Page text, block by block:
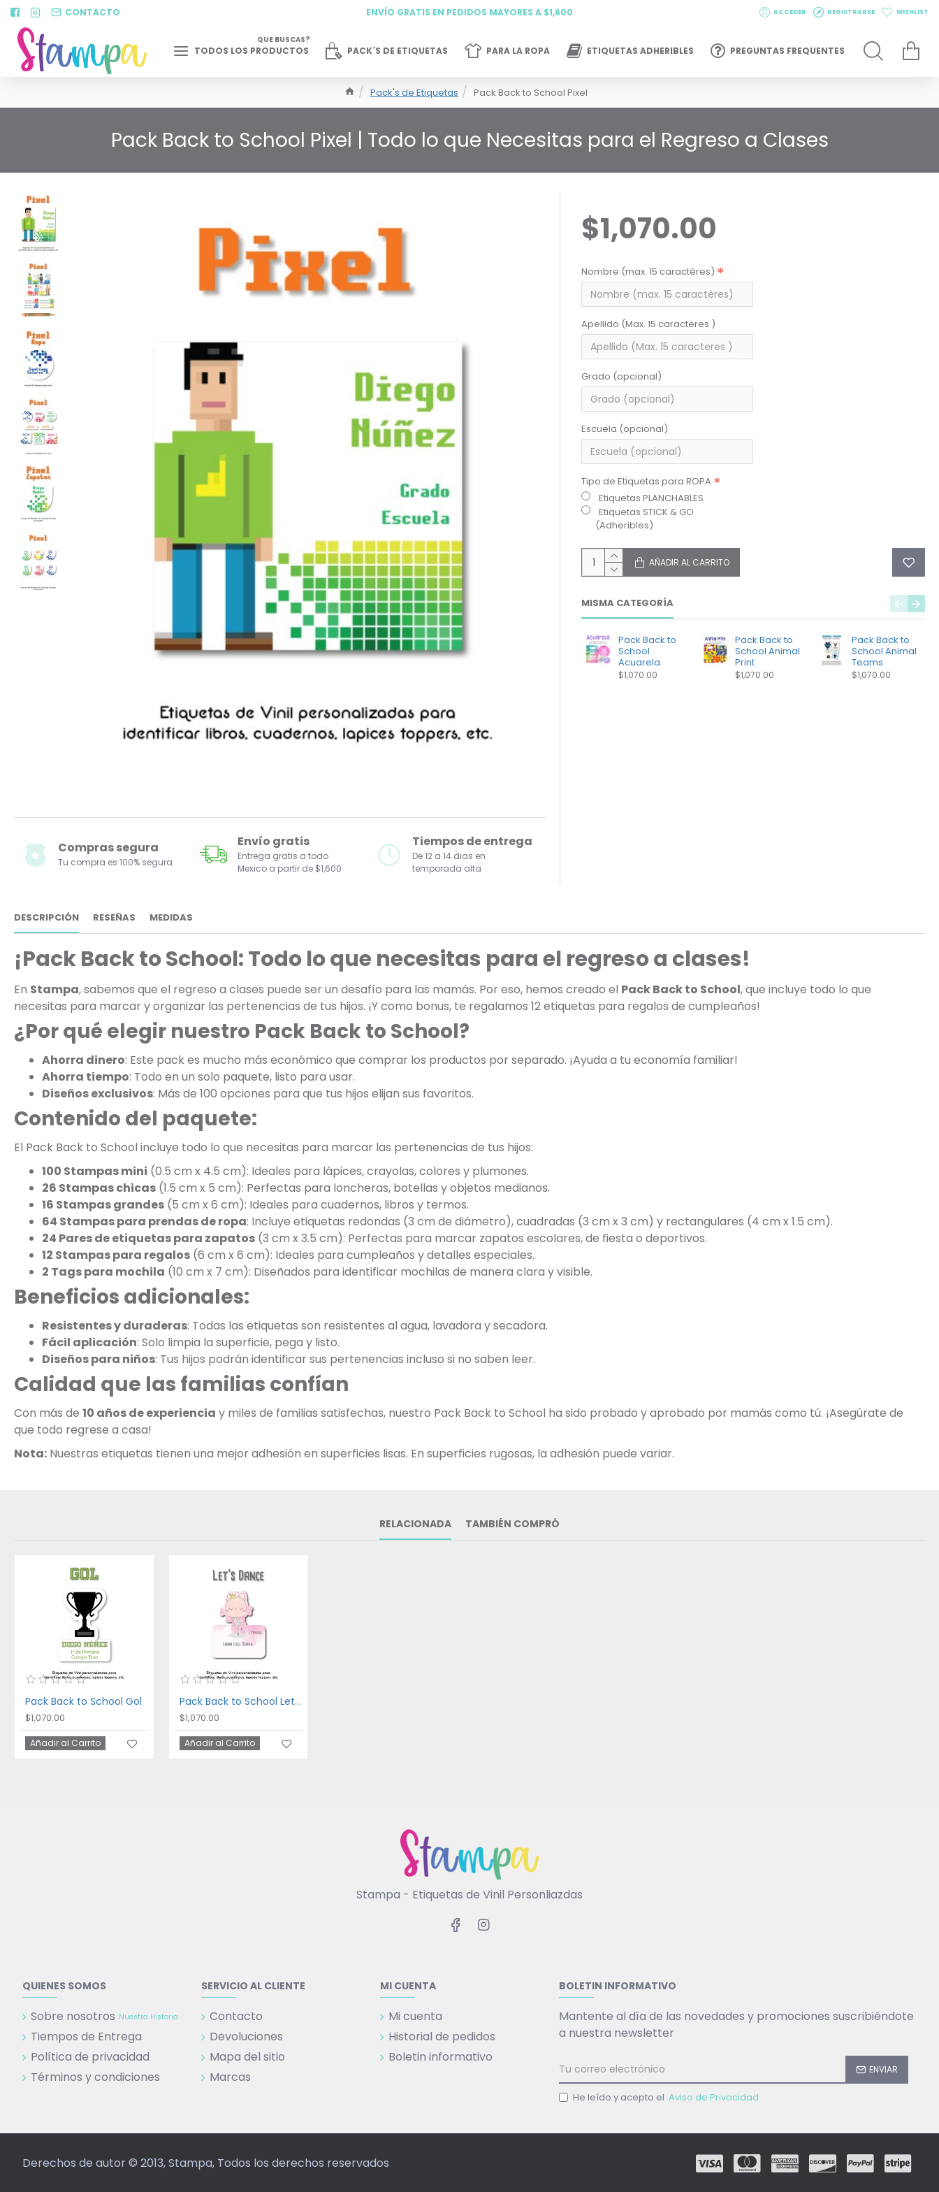
CONTACTO ENVÍO GRATIS EN PEDIDOS MAYORES A $1,600 ACCEDER REGISTRARSE WISHLIST
TODOS LOS PRODUCTOS
QUE BUSCAS?
PACK´S DE ETIQUETAS PARA LA ROPA ETIQUETAS ADHERIBLES PREGUNTAS FREQUENTES
Pack's de Etiquetas Pack Back to School Pixel
Pack Back to School Pixel | Todo lo que Necesitas para el Regreso a Clases
Compras segura
Tu compra es 100% segura
Envío gratis
Entrega gratis a todo
Mexico a partir de $1,600
Tiempos de entrega
De 12 a 14 dias en
temporada alta
$1,070.00
Nombre (max. 15 caractères)
Apellido (Max. 15 caracteres )
Grado (opcional)
Escuela (opcional)
Tipo de Etiquetas para ROPA
Etiquetas PLANCHABLES
Etiquetas STICK & GO
(Adheribles)
AÑADIR AL CARRITO
MISMA CATEGORÍA
Pack Back to
School
Acuarela
$1,070.00
Pack Back to
School Animal
Print
$1,070.00
Pack Back to
School Animal
Teams
$1,070.00
DESCRIPCIÓN RESEÑAS MEDIDAS
¡Pack Back to School: Todo lo que necesitas para el regreso a clases!
En Stampa, sabemos que el regreso a clases puede ser un desafío para las mamás. Por eso, hemos creado el Pack Back to School, que incluye todo lo que
necesitas para marcar y organizar las pertenencias de tus hijos. ¡Y como bonus, te regalamos 12 etiquetas para regalos de cumpleaños!
¿Por qué elegir nuestro Pack Back to School?
Ahorra dinero: Este pack es mucho más económico que comprar los productos por separado. ¡Ayuda a tu economía familiar!
Ahorra tiempo: Todo en un solo paquete, listo para usar.
Diseños exclusivos: Más de 100 opciones para que tus hijos elijan sus favoritos.
Contenido del paquete:
El Pack Back to School incluye todo lo que necesitas para marcar las pertenencias de tus hijos:
100 Stampas mini (0.5 cm x 4.5 cm): Ideales para lápices, crayolas, colores y plumones.
26 Stampas chicas (1.5 cm x 5 cm): Perfectas para loncheras, botellas y objetos medianos.
16 Stampas grandes (5 cm x 6 cm): Ideales para cuadernos, libros y termos.
64 Stampas para prendas de ropa: Incluye etiquetas redondas (3 cm de diámetro), cuadradas (3 cm x 3 cm) y rectangulares (4 cm x 1.5 cm).
24 Pares de etiquetas para zapatos (3 cm x 3.5 cm): Perfectas para marcar zapatos escolares, de fiesta o deportivos.
12 Stampas para regalos (6 cm x 6 cm): Ideales para cumpleaños y detalles especiales.
2 Tags para mochila (10 cm x 7 cm): Diseñados para identificar mochilas de manera clara y visible.
Beneficios adicionales:
Resistentes y duraderas: Todas las etiquetas son resistentes al agua, lavadora y secadora.
Fácil aplicación: Solo limpia la superficie, pega y listo.
Diseños para niños: Tus hijos podrán identificar sus pertenencias incluso si no saben leer.
Calidad que las familias confían
Con más de 10 años de experiencia y miles de familias satisfechas, nuestro Pack Back to School ha sido probado y aprobado por mamás como tú. ¡Asegúrate de
que todo regrese a casa!
Nota: Nuestras etiquetas tienen una mejor adhesión en superficies lisas. En superficies rugosas, la adhesión puede variar.
RELACIONADA TAMBIÉN COMPRÓ
Pack Back to School Gol
$1,070.00
Añadir al Carrito
Pack Back to School Let's Dance
$1,070.00
Añadir al Carrito
Stampa - Etiquetas de Vinil Personliazdas
QUIENES SOMOS
Sobre nosotros Nuestra Historia
Tiempos de Entrega
Política de privacidad
Términos y condiciones
SERVICIO AL CLIENTE
Contacto
Devoluciones
Mapa del sitio
Marcas
MI CUENTA
Mi cuenta
Historial de pedidos
Boletin informativo
BOLETIN INFORMATIVO
Mantente al día de las novedades y promociones suscribiéndote
a nuestra newsletter
ENVIAR
He leído y acepto el Aviso de Privacidad
Derechos de autor © 2013, Stampa, Todos los derechos reservados